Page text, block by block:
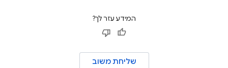
המידע עזר לך?
שליחת משוב